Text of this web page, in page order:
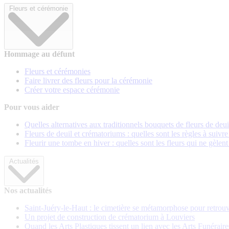
Fleurs et cérémonie
Hommage au défunt
Fleurs et cérémonies
Faire livrer des fleurs pour la cérémonie
Créer votre espace cérémonie
Pour vous aider
Quelles alternatives aux traditionnels bouquets de fleurs de
Fleurs de deuil et crématoriums : quelles sont les règles à suivre
Fleurir une tombe en hiver : quelles sont les fleurs qui ne gèlent
Actualités
Nos actualités
Saint-Juéry-le-Haut : le cimetière se métamorphose pour
Un projet de construction de crématorium à Louviers
Quand les Arts Plastiques tissent un lien avec les Arts